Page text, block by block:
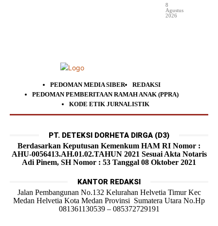
8
Agustus
2026
PEDOMAN MEDIA SIBER
REDAKSI
PEDOMAN PEMBERITAAN RAMAH ANAK (PPRA)
KODE ETIK JURNALISTIK
PT. DETEKSI DORHETA DIRGA (D3)
Berdasarkan Keputusan Kemenkum HAM RI Nomor :
AHU-0056413.AH.01.02.TAHUN 2021 Sesuai Akta Notaris
Adi Pinem, SH Nomor : 53 Tanggal 08 Oktober 2021
KANTOR REDAKSI
Jalan Pembangunan No.132 Kelurahan Helvetia Timur Kec
Medan Helvetia Kota Medan Provinsi Sumatera Utara No.Hp
081361130539 – 085372729191